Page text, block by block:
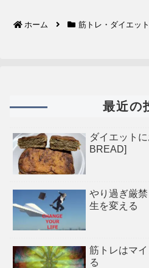
ホーム 筋トレ・ダイエット
最近の
ダイエット
BREAD]
やり過ぎ厳
生を変える
筋トレはマ
る